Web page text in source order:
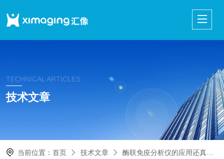
TECHNICAL ARTICLES
技术文章
当前位置：首页 技术文章 酶联免疫分析仪的应用还真是越来越广泛了